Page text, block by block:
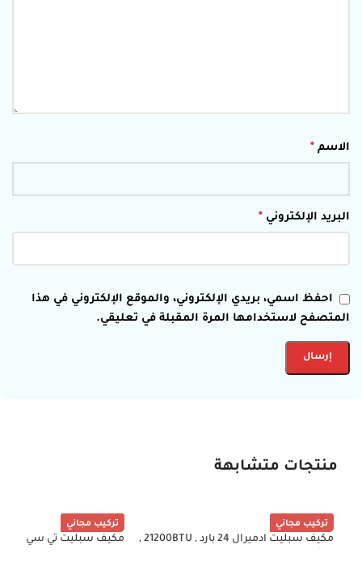
الاسم *
البريد الإلكتروني *
احفظ اسمي، بريدي الإلكتروني، والموقع الإلكتروني في هذا
المتصفح لاستخدامها المرة المقبلة في تعليقي.
منتجات متشابهة
تركيب مجاني
-38%
مكيف سبليت ادميرال 24 بارد , 21200BTU ,
تركيب مجاني
-41%